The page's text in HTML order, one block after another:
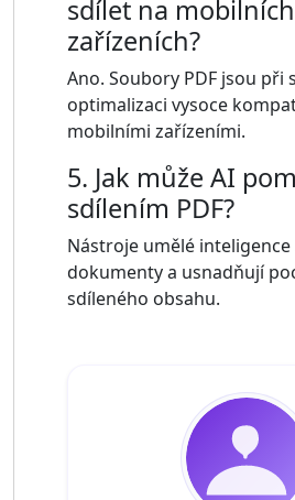
sdílet na mobilních
zařízeních?
Ano. Soubory PDF jsou při
optimalizaci vysoce
mobilními zařízeními.
5. Jak může AI
sdílením PDF?
Nástroje umělé
dokumenty a usnadňují
sdíleného obsahu.